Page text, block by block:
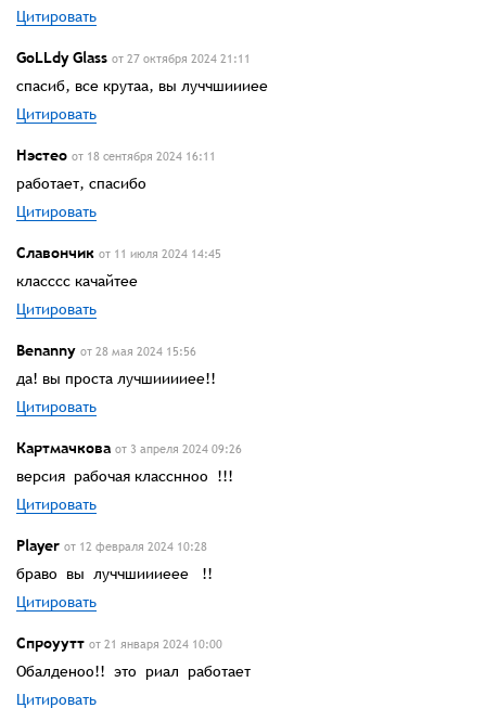
Цитировать
GoLLdy Glass от 27 октября 2024 21:11
спасиб, все крутаа, вы луччшиииее
Цитировать
Нэстео от 18 сентября 2024 16:11
работает, спасибо
Цитировать
Славончик от 11 июля 2024 14:45
класссс качайтее
Цитировать
Benannу от 28 мая 2024 15:56
да! вы проста лучшииииее!!
Цитировать
Картмачкова от 3 апреля 2024 09:26
версия рабочая класснноо !!!
Цитировать
Player от 12 февраля 2024 10:28
браво вы луччшиииеее !!
Цитировать
Спроуутт от 21 января 2024 10:00
Обалденоо!! это риал работает
Цитировать